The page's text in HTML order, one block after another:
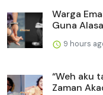
Warga
Guna
9 hours
“Weh aku
Zaman